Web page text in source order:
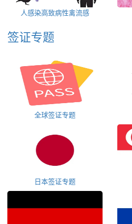
人感染高致病性禽流感
签证专题
全球签证专题
日本签证专题